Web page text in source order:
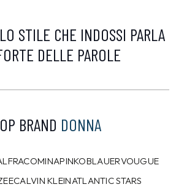
LO STILE CHE INDOSSI PARLA
DELLE PAROLE
BRAND DONNA
FRACOMINAPINKOBLAUERVOUGUE
CALVIN KLEINATLANTIC STARS